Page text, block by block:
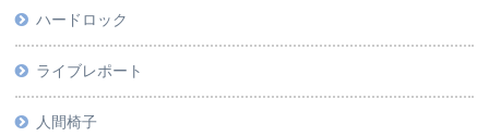
ハードロック
ライブレポート
人間椅子